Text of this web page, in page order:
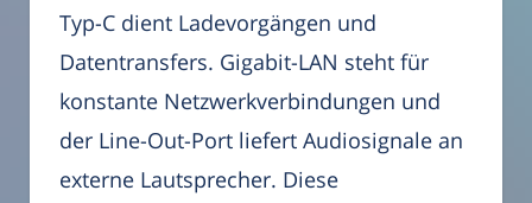
Typ-C dient Ladevorgängen und
Datentransfers. Gigabit-LAN steht für
konstante Netzwerkverbindungen und
der Line-Out-Port liefert Audiosignale an
externe Lautsprecher. Diese